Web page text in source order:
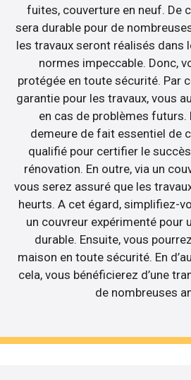
fuites, couverture en neuf. De
sera durable pour de
les travaux seront réalisés dans
normes impeccable. Donc,
protégée en toute sécurité. Par
garantie pour les travaux, vous
en cas de problèmes futurs.
demeure de fait essentiel de
qualifié pour certifier le
rénovation. En outre, via un
vous serez assuré que les
heurts. A cet égard, simplifiez-
un couvreur expérimenté pour
durable. Ensuite, vous
maison en toute sécurité. En
cela, vous bénéficierez d’une
de nombreuses